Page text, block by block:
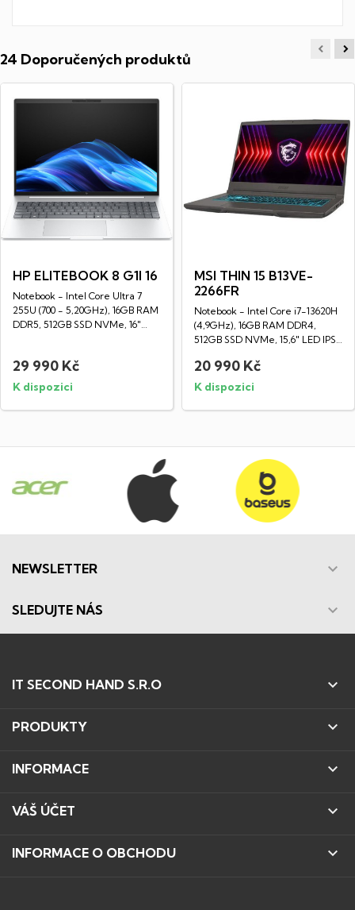
24 Doporučených produktů
HP ELITEBOOK 8 G1I 16
Notebook - Intel Core Ultra 7
255U (700 - 5,20GHz), 16GB RAM
DDR5, 512GB SSD NVMe, 16"
29 990 Kč
K dispozici
MSI THIN 15 B13VE-
2266FR
Notebook - Intel Core i7-13620H
(4,9GHz), 16GB RAM DDR4,
512GB SSD NVMe, 15,6" LED IPS
20 990 Kč
K dispozici
NEWSLETTER 
SLEDUJTE NÁS 
IT SECOND HAND S.R.O 
PRODUKTY 
INFORMACE 
VÁŠ ÚČET 
INFORMACE O OBCHODU 